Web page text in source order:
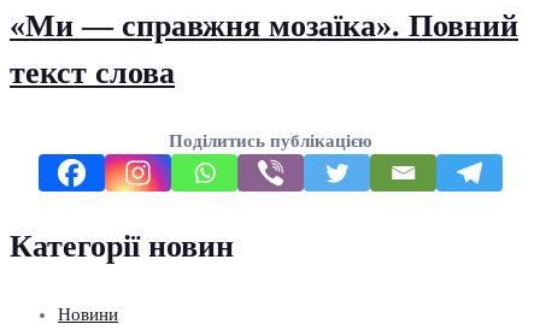
«Ми — справжня мозаїка». Повний
текст слова
Поділитись публікацією
Категорії новин
Новини